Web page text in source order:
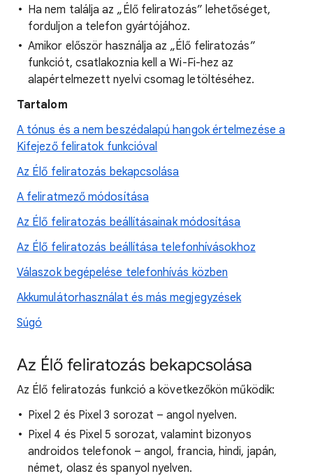
Ha nem találja az „Élő feliratozás” lehetőséget,
forduljon a telefon gyártójához.
Amikor először használja az „Élő feliratozás”
funkciót, csatlakoznia kell a Wi-Fi-hez az
alapértelmezett nyelvi csomag letöltéséhez.
Tartalom
A tónus és a nem beszédalapú hangok értelmezése a
Kifejező feliratok funkcióval
Az Élő feliratozás bekapcsolása
A feliratmező módosítása
Az Élő feliratozás beállításainak módosítása
Az Élő feliratozás beállítása telefonhívásokhoz
Válaszok begépelése telefonhívás közben
Akkumulátorhasználat és más megjegyzések
Súgó
Az Élő feliratozás bekapcsolása
Az Élő feliratozás funkció a következőkön működik:
Pixel 2 és Pixel 3 sorozat – angol nyelven.
Pixel 4 és Pixel 5 sorozat, valamint bizonyos
androidos telefonok – angol, francia, hindi, japán,
német, olasz és spanyol nyelven.